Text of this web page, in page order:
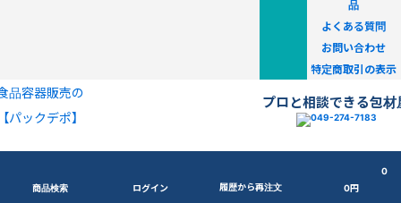
品
よくある質問
お問い合わせ
特定商取引の表示
品容器販売の
【パックデポ】
プロと相談できる包材
商品検索 ログイン 履歴から再注文
0
0円